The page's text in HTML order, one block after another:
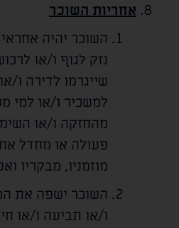
אחריות השוכר
השוכר יהיה
נזק לגוף ו/או
שייגרמו לדירה ו/
למשכיר ו/או למי
מהחזקה ו/או
פעולה או מחדל
מוזמניו, מבקריו
השוכר ישפה את
ו/או תביעה ו/או